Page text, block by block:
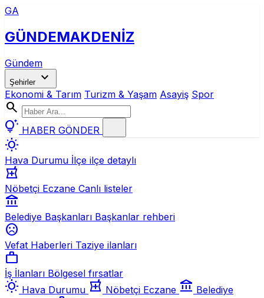
GA
GÜNDEMAKDENİZ
Gündem
Şehirler expand_more
Ekonomi & Tarım Turizm & Yaşam Asayiş Spor
search
tips_and_updates HABER GÖNDER
wb_sunny
Hava Durumu İlçe ilçe detaylı
local_pharmacy
Nöbetçi Eczane Canlı listeler
account_balance
Belediye Başkanları Başkanlar rehberi
sentiment_dissatisfied
Vefat Haberleri Taziye ilanları
work
İş İlanları Bölgesel fırsatlar
wb_sunny Hava Durumu local_pharmacy Nöbetçi Eczane account_balance Belediye